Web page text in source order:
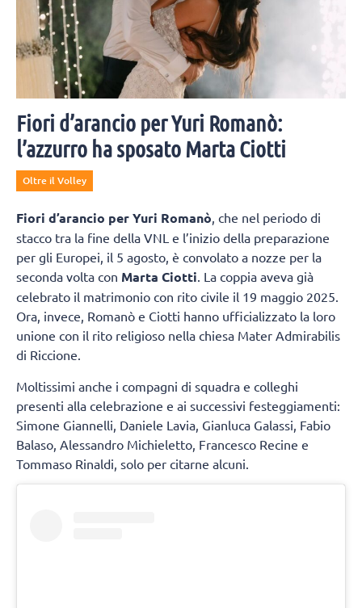
Fiori d’arancio per Yuri Romanò:
l’azzurro ha sposato Marta Ciotti
Oltre il Volley
Fiori d’arancio per Yuri Romanò, che nel periodo di
stacco tra la fine della VNL e l’inizio della preparazione
per gli Europei, il 5 agosto, è convolato a nozze per la
seconda volta con Marta Ciotti. La coppia aveva già
celebrato il matrimonio con rito civile il 19 maggio 2025.
Ora, invece, Romanò e Ciotti hanno ufficializzato la loro
unione con il rito religioso nella chiesa Mater Admirabilis
di Riccione.
Moltissimi anche i compagni di squadra e colleghi
presenti alla celebrazione e ai successivi festeggiamenti:
Simone Giannelli, Daniele Lavia, Gianluca Galassi, Fabio
Balaso, Alessandro Michieletto, Francesco Recine e
Tommaso Rinaldi, solo per citarne alcuni.